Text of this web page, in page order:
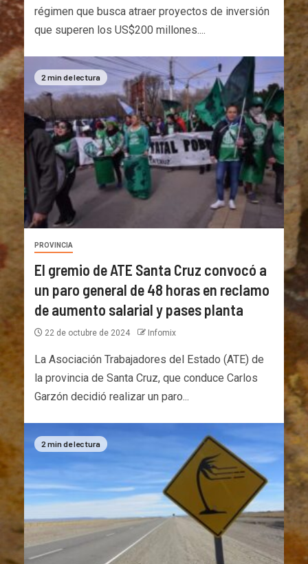
régimen que busca atraer proyectos de inversión
que superen los US$200 millones....
2 min de lectura
PROVINCIA
El gremio de ATE Santa Cruz convocó a
un paro general de 48 horas en reclamo
de aumento salarial y pases planta
22 de octubre de 2024 Infomix
La Asociación Trabajadores del Estado (ATE) de
la provincia de Santa Cruz, que conduce Carlos
Garzón decidió realizar un paro...
2 min de lectura